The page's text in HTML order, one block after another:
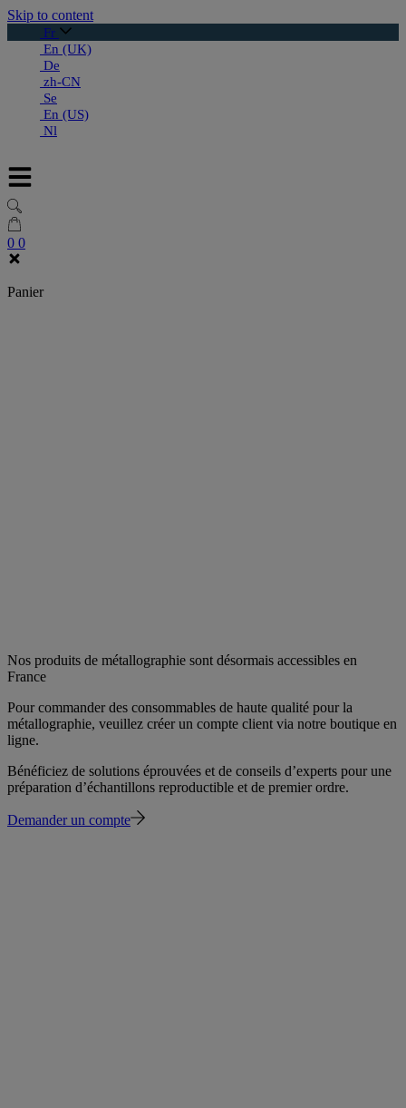
Skip to content
Fr
En (UK)
De
zh-CN
Se
En (US)
Nl
0 0
Panier
Nos produits de métallographie sont désormais accessibles en
France
Pour commander des consommables de haute qualité pour la
métallographie, veuillez créer un compte client via notre boutique en
ligne.
Bénéficiez de solutions éprouvées et de conseils d’experts pour une
préparation d’échantillons reproductible et de premier ordre.
Demander un compte